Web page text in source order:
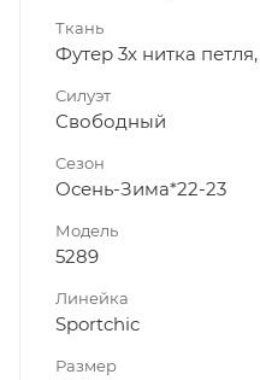
Ткань
Футер 3х нитка
Силуэт
Свободный
Сезон
Осень-Зима*22-23
Модель
5289
Линейка
Sportchic
Размер